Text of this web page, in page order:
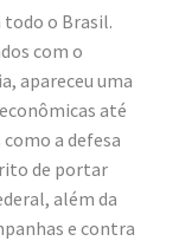
todo o Brasil.
com o
apareceu uma
até
a defesa
de portar
além da
e contra